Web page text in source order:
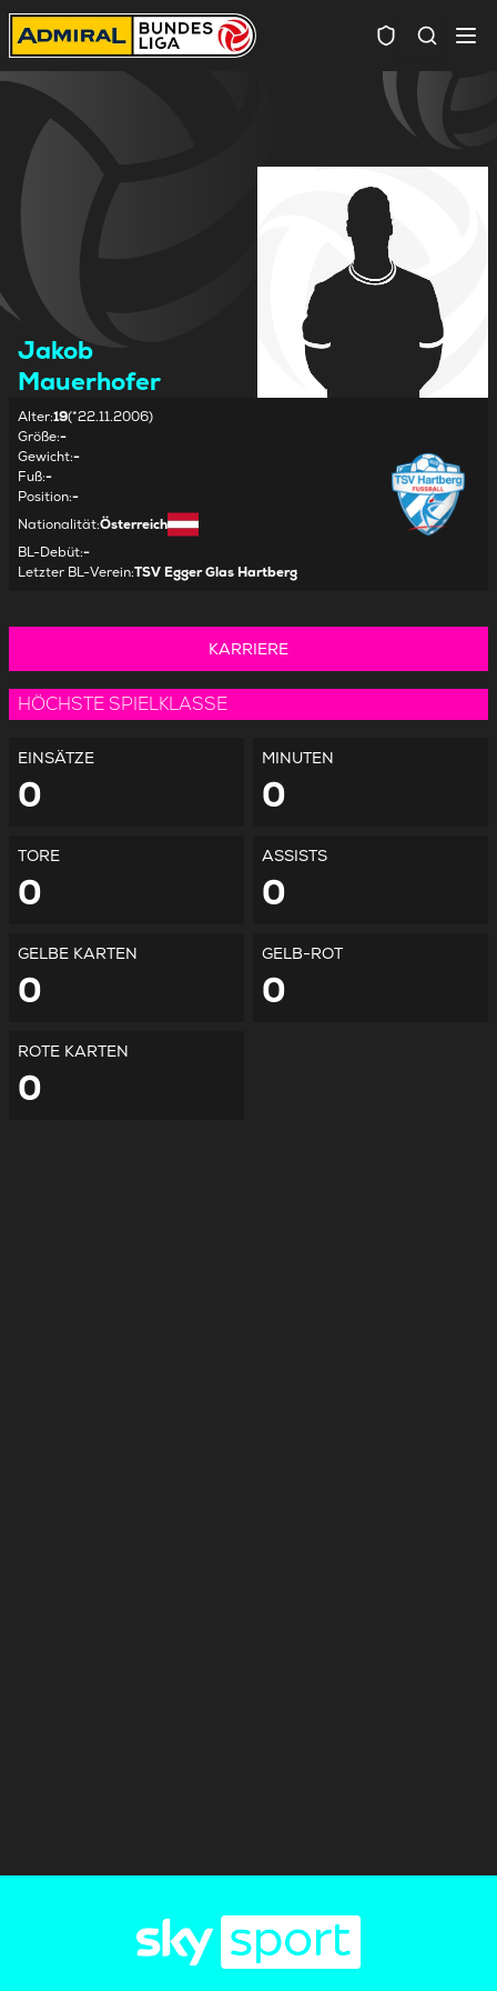
Jakob
Mauerhofer
Alter:19(*22.11.2006)
Größe:-
Gewicht:-
Fuß:-
Position:-
Nationalität:Österreich
BL-Debüt:-
Letzter BL-Verein:TSV Egger Glas Hartberg
KARRIERE
HÖCHSTE SPIELKLASSE
EINSÄTZE
0
MINUTEN
0
TORE
0
ASSISTS
0
GELBE KARTEN
0
GELB-ROT
0
ROTE KARTEN
0